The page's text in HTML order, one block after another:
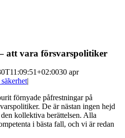
att vara försvarspolitiker
30 apr
|
förnyade påfrestningar på
De är nästan ingen hejd
kollektiva berättelsen. Alla
i bästa fall, och vi är redan